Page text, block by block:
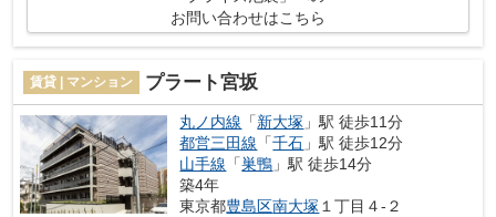
お問い合わせはこちら
賃貸 | マンション プラート宮坂
丸ノ内線 「新大塚 」駅 徒歩11分
都営三田線 「千石 」駅 徒歩12分
山手線 「巣鴨 」駅 徒歩14分
築4年
東京都豊島区南大塚 １丁目４-２